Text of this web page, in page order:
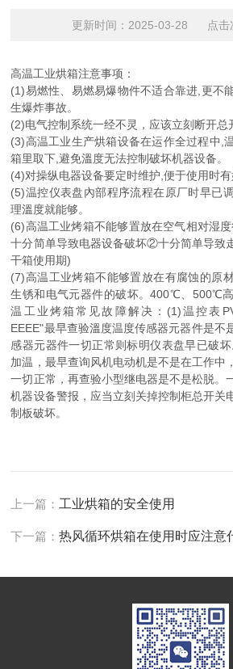
更新时间：2025-03-28 点击
高温工业烘箱注意事项：
(1)易燃性、易燃易爆物件不适合靠进,更不
生爆炸事故。
(2)电气控制系统一经不灵，应该立刻断开总
(3)高温工业生产烘箱设备在运作全过程中,
箱里取下,避免溫度无法控制破坏机器设备。
(4)对操纵电器设备要定时维护,便于使用时有
(5)温控仪表盘內部程序流程在原厂时早已
理溫度就能够。
(6)高温工业烤箱不能够置放在空气相对湿
十分简单导致电器设备破坏②十分简单导致
干箱使用期)
(7)高温工业烤箱不能够置放在有腐蚀的原
生锈和电气元器件的破坏。400℃、500℃
温工业烤箱常见故障解决：(1)温控表
EEEE"最早查验溫度温度传感器元器件是不
感器元器件一切正常则标明仪表盘早已破
加温，最早查询风机电动机是不是在工作中
一切正常，再查验小型继电器是不是松脱。
机器设备警报，应当立刻关掉控制柜总开关
制板破坏。
上一篇： 工业烘箱的安全使用
下一篇：热风循环烘箱在使用时应注意